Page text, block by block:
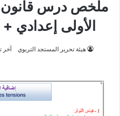
ملخص درس قانون
الأولى إعدادي
هيئة تحرير المستجد التربوي آخر تحديث